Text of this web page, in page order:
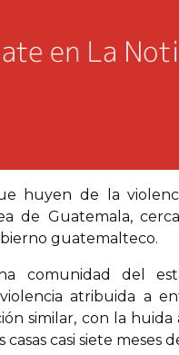
huyen de la
de Guatemala,
guatemalteco.
comunidad del
atribuida a
similar, con la
casi siete meses